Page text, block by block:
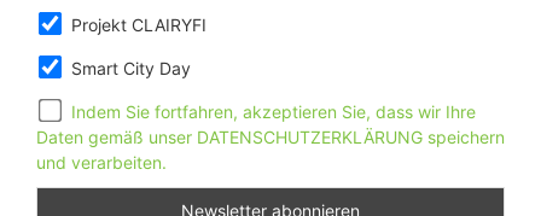
Projekt CLAIRYFI
Smart City Day
Indem Sie fortfahren, akzeptieren Sie, dass wir Ihre
Daten gemäß unser DATENSCHUTZERKLÄRUNG speichern
und verarbeiten.